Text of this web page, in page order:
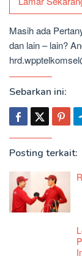
Masih ada
dan lain – lain?
Sebarkan ini:
Posting terkait: